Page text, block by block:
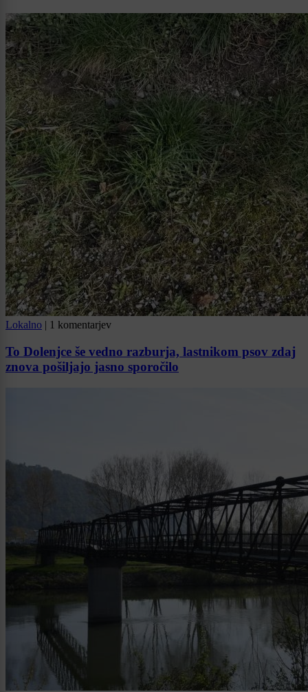
Lokalno 1 komentarjev
To Dolenjce še vedno razburja, lastnikom psov zdaj
znova pošiljajo jasno sporočilo